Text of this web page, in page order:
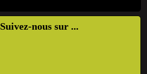
Suivez-nous sur ...